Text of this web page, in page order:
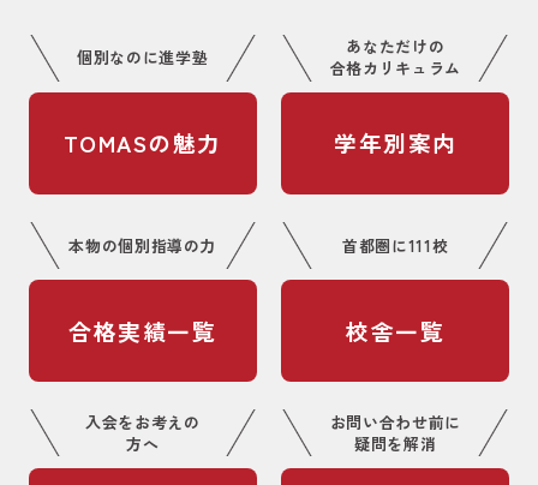
個別なのに進学塾
TOMASの魅力
あなただけの
合格カリキュラム
学年別案内
本物の個別指導の力
合格実績一覧
首都圏に111校
校舎一覧
入会をお考えの
方へ
お問い合わせ前に
疑問を解消